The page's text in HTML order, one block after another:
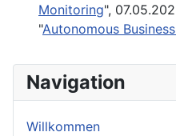
Navigation
Willkommen
Monitoring",
"Autonomous